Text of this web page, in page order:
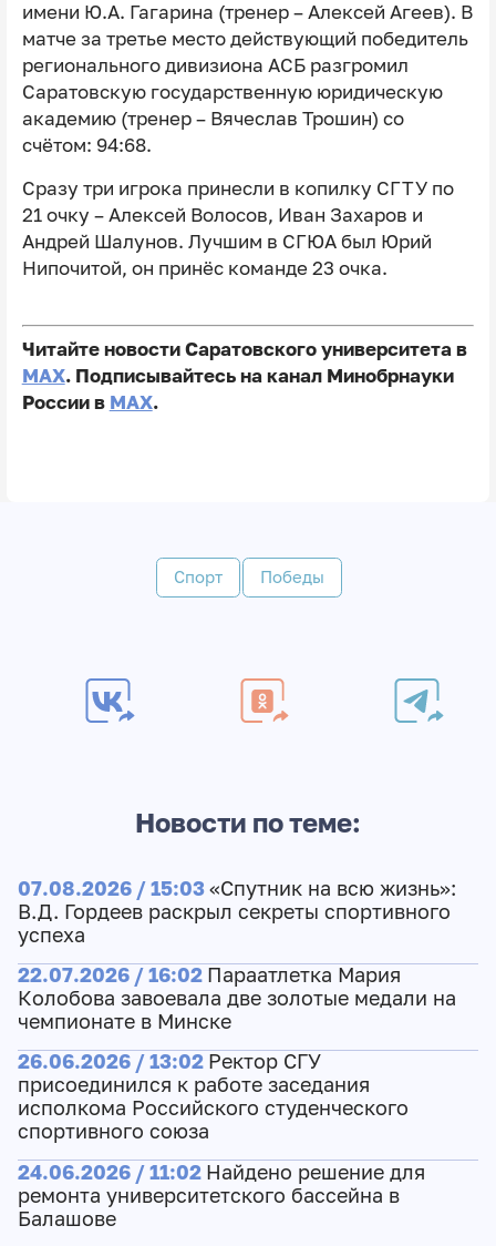
имени Ю.А. Гагарина (тренер – Алексей Агеев). В
матче за третье место действующий победитель
регионального дивизиона АСБ разгромил
Саратовскую государственную юридическую
академию (тренер – Вячеслав Трошин) со
счётом: 94:68.
Сразу три игрока принесли в копилку СГТУ по
21 очку – Алексей Волосов, Иван Захаров и
Андрей Шалунов. Лучшим в СГЮА был Юрий
Нипочитой, он принёс команде 23 очка.
Читайте новости Саратовского университета в
MAX. Подписывайтесь на канал Минобрнауки
России в MAX.
Спорт Победы
Новости по теме:
07.08.2026 / 15:03«Спутник на всю жизнь»:
В.Д. Гордеев раскрыл секреты спортивного
успеха
22.07.2026 / 16:02 Параатлетка Мария
Колобова завоевала две золотые медали на
чемпионате в Минске
26.06.2026 / 13:02 Ректор СГУ
присоединился к работе заседания
исполкома Российского студенческого
спортивного союза
24.06.2026 / 11:02 Найдено решение для
ремонта университетского бассейна в
Балашове